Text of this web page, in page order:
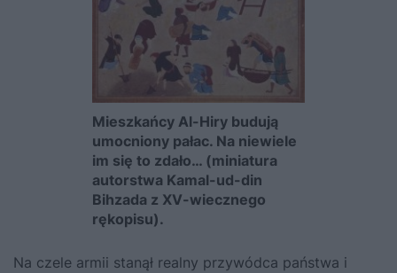
Mieszkańcy Al-Hiry budują
umocniony pałac. Na niewiele
im się to zdało… (miniatura
autorstwa Kamal-ud-din
Bihzada z XV-wiecznego
rękopisu).
Na czele armii stanął realny przywódca państwa i